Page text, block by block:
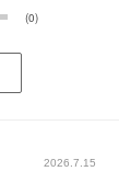
(0)
2026.7.15